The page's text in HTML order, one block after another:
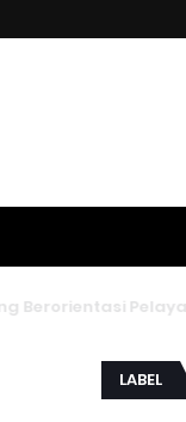
LABEL